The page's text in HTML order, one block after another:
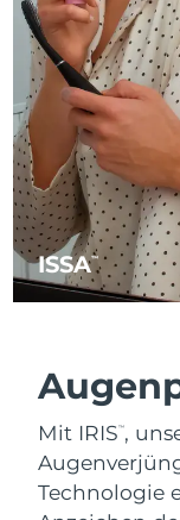
ISSA™
Mit IRIS™,
Technologie